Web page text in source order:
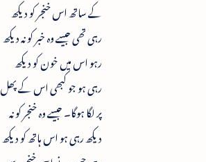
کے ساتھ اس خنجر کو دیکھ
رہی تھی جیسے وہ خبر کو نہ دیکھ
رہو اس میں خون کو دیکھ
رہی ہو جو کبھی اس کے پھل
پر لگا ہوگا۔ جیسے وہ خنجر کو نہ
دیکھ رہی ہو اس ہاتھ کو دیکھ